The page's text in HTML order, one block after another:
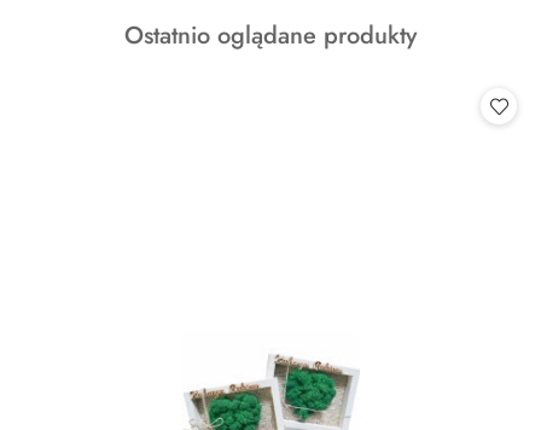
o
statusie:
Produkty
Ostatnio oglądane produkty